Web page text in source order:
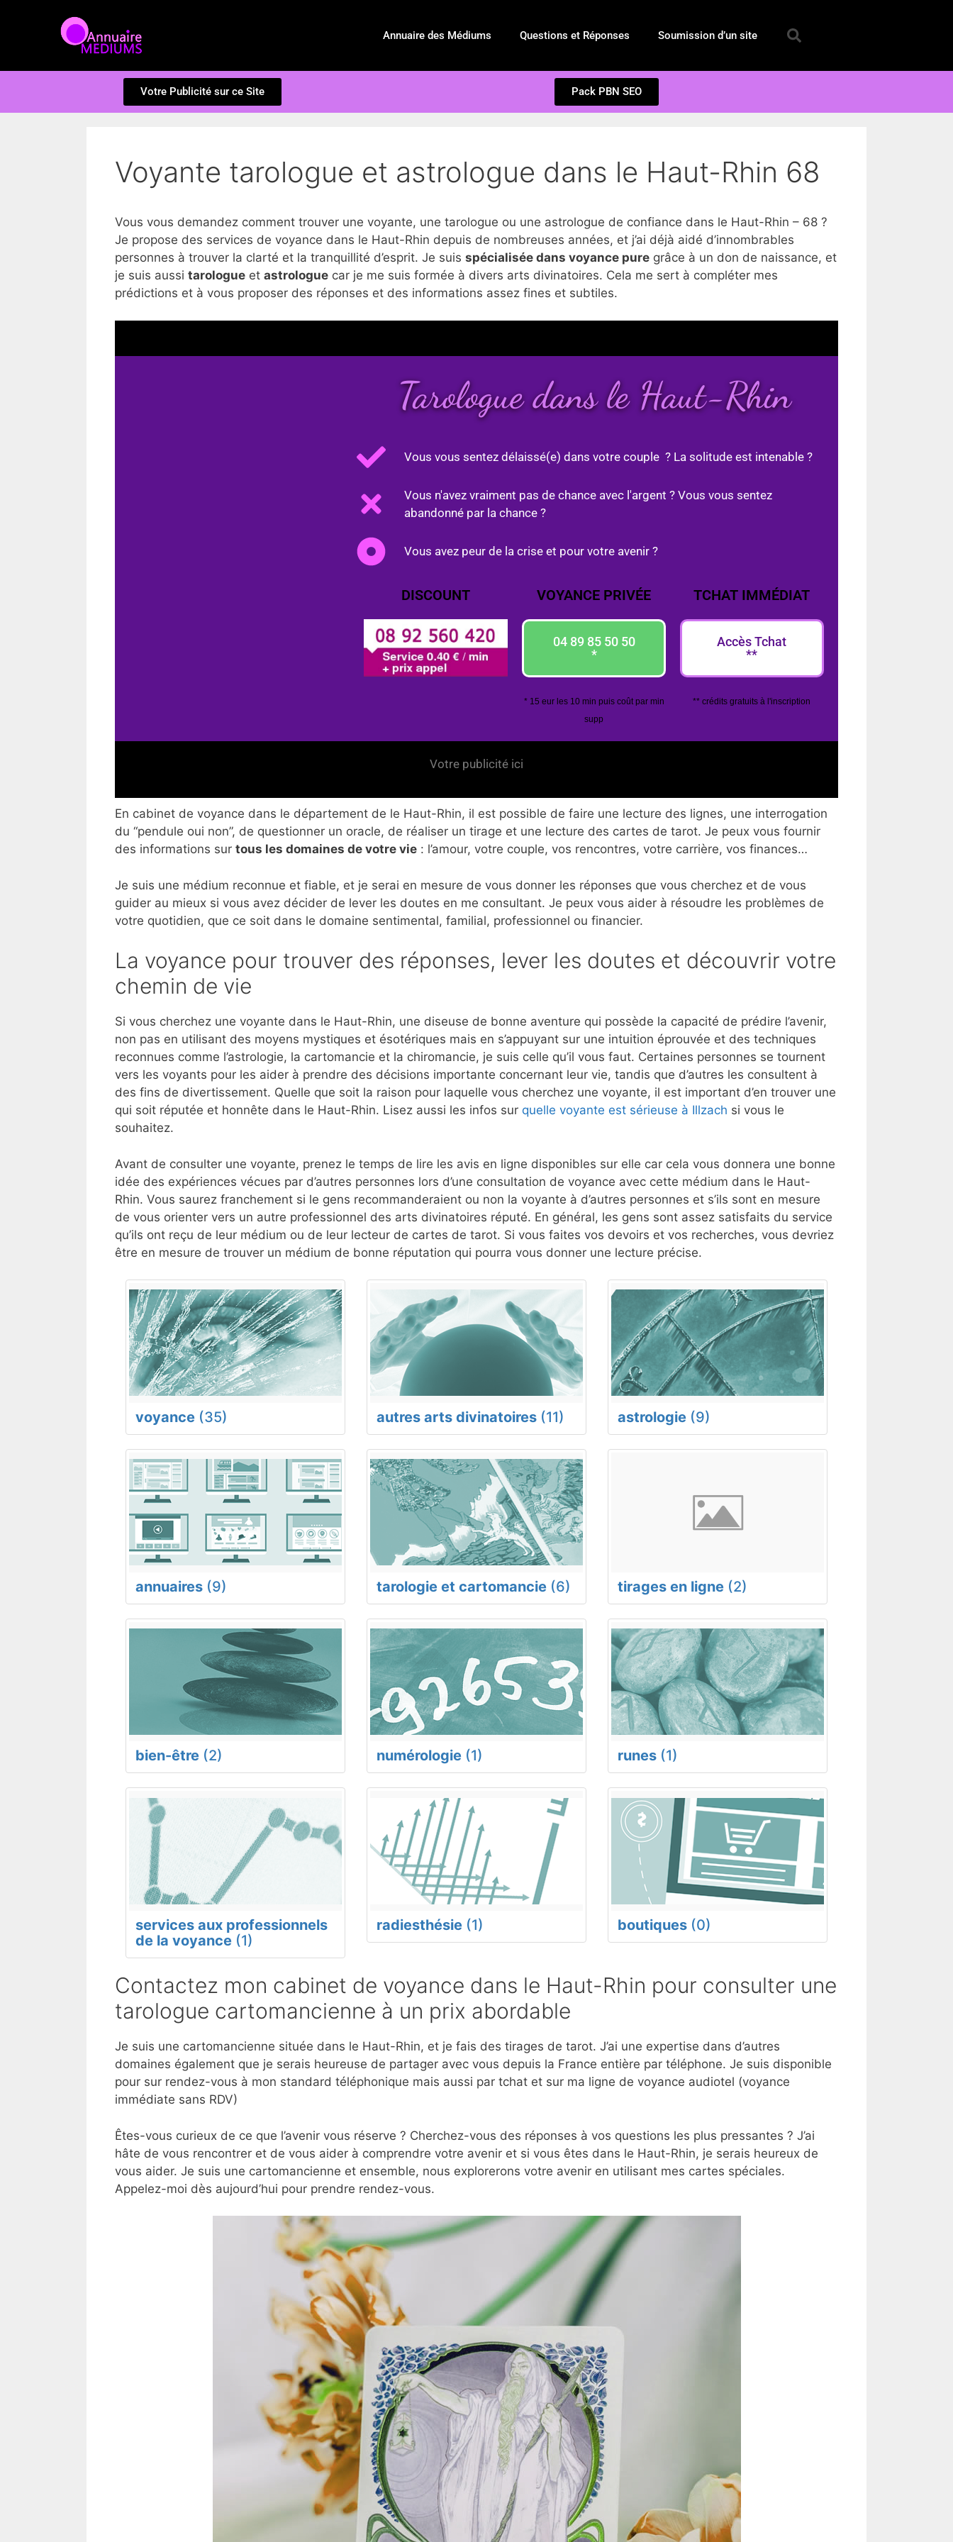
Annuaire des Médiums Questions et Réponses Soumission d’un site
Votre Publicité sur ce Site Pack PBN SEO
Voyante tarologue et astrologue dans le Haut-Rhin 68
Vous vous demandez comment trouver une voyante, une tarologue ou une astrologue de confiance dans le Haut-Rhin – 68 ?
Je propose des services de voyance dans le Haut-Rhin depuis de nombreuses années, et j’ai déjà aidé d’innombrables
personnes à trouver la clarté et la tranquillité d’esprit. Je suis spécialisée dans voyance pure grâce à un don de naissance, et
je suis aussi tarologue et astrologue car je me suis formée à divers arts divinatoires. Cela me sert à compléter mes
prédictions et à vous proposer des réponses et des informations assez fines et subtiles.
Tarologue dans le Haut-Rhin
Vous vous sentez délaissé(e) dans votre couple ? La solitude est intenable ?
Vous n'avez vraiment pas de chance avec l'argent ? Vous vous sentez
abandonné par la chance ?
Vous avez peur de la crise et pour votre avenir ?
DISCOUNT VOYANCE PRIVÉE
04 89 85 50 50
*
* 15 eur les 10 min puis coût par min
supp
TCHAT IMMÉDIAT
Accès Tchat
**
** crédits gratuits à l'inscription
Votre publicité ici
En cabinet de voyance dans le département de le Haut-Rhin, il est possible de faire une lecture des lignes, une interrogation
du “pendule oui non”, de questionner un oracle, de réaliser un tirage et une lecture des cartes de tarot. Je peux vous fournir
des informations sur tous les domaines de votre vie : l’amour, votre couple, vos rencontres, votre carrière, vos finances…
Je suis une médium reconnue et fiable, et je serai en mesure de vous donner les réponses que vous cherchez et de vous
guider au mieux si vous avez décider de lever les doutes en me consultant. Je peux vous aider à résoudre les problèmes de
votre quotidien, que ce soit dans le domaine sentimental, familial, professionnel ou financier.
La voyance pour trouver des réponses, lever les doutes et découvrir votre
chemin de vie
Si vous cherchez une voyante dans le Haut-Rhin, une diseuse de bonne aventure qui possède la capacité de prédire l’avenir,
non pas en utilisant des moyens mystiques et ésotériques mais en s’appuyant sur une intuition éprouvée et des techniques
reconnues comme l’astrologie, la cartomancie et la chiromancie, je suis celle qu’il vous faut. Certaines personnes se tournent
vers les voyants pour les aider à prendre des décisions importante concernant leur vie, tandis que d’autres les consultent à
des fins de divertissement. Quelle que soit la raison pour laquelle vous cherchez une voyante, il est important d’en trouver une
qui soit réputée et honnête dans le Haut-Rhin. Lisez aussi les infos sur quelle voyante est sérieuse à Illzach si vous le
souhaitez.
Avant de consulter une voyante, prenez le temps de lire les avis en ligne disponibles sur elle car cela vous donnera une bonne
idée des expériences vécues par d’autres personnes lors d’une consultation de voyance avec cette médium dans le Haut-
Rhin. Vous saurez franchement si le gens recommanderaient ou non la voyante à d’autres personnes et s’ils sont en mesure
de vous orienter vers un autre professionnel des arts divinatoires réputé. En général, les gens sont assez satisfaits du service
qu’ils ont reçu de leur médium ou de leur lecteur de cartes de tarot. Si vous faites vos devoirs et vos recherches, vous devriez
être en mesure de trouver un médium de bonne réputation qui pourra vous donner une lecture précise.
voyance (35) autres arts divinatoires (11) astrologie (9)
annuaires (9) tarologie et cartomancie (6) tirages en ligne (2)
bien-être (2) numérologie (1) runes (1)
services aux professionnels
de la voyance (1)
radiesthésie (1) boutiques (0)
Contactez mon cabinet de voyance dans le Haut-Rhin pour consulter une
tarologue cartomancienne à un prix abordable
Je suis une cartomancienne située dans le Haut-Rhin, et je fais des tirages de tarot. J’ai une expertise dans d’autres
domaines également que je serais heureuse de partager avec vous depuis la France entière par téléphone. Je suis disponible
pour sur rendez-vous à mon standard téléphonique mais aussi par tchat et sur ma ligne de voyance audiotel (voyance
immédiate sans RDV)
Êtes-vous curieux de ce que l’avenir vous réserve ? Cherchez-vous des réponses à vos questions les plus pressantes ? J’ai
hâte de vous rencontrer et de vous aider à comprendre votre avenir et si vous êtes dans le Haut-Rhin, je serais heureux de
vous aider. Je suis une cartomancienne et ensemble, nous explorerons votre avenir en utilisant mes cartes spéciales.
Appelez-moi dès aujourd’hui pour prendre rendez-vous.